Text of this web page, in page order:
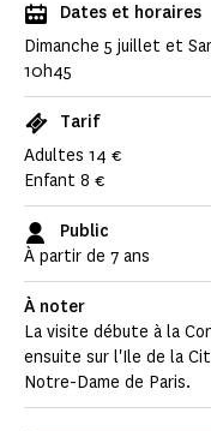
Dates et horaires
Dimanche 5 juillet et
10h45
Tarif
Adultes 14 €
Enfant 8 €
Public
À partir de 7 ans
À noter
La visite débute à la
ensuite sur l'Ile de la
Notre-Dame de Paris.